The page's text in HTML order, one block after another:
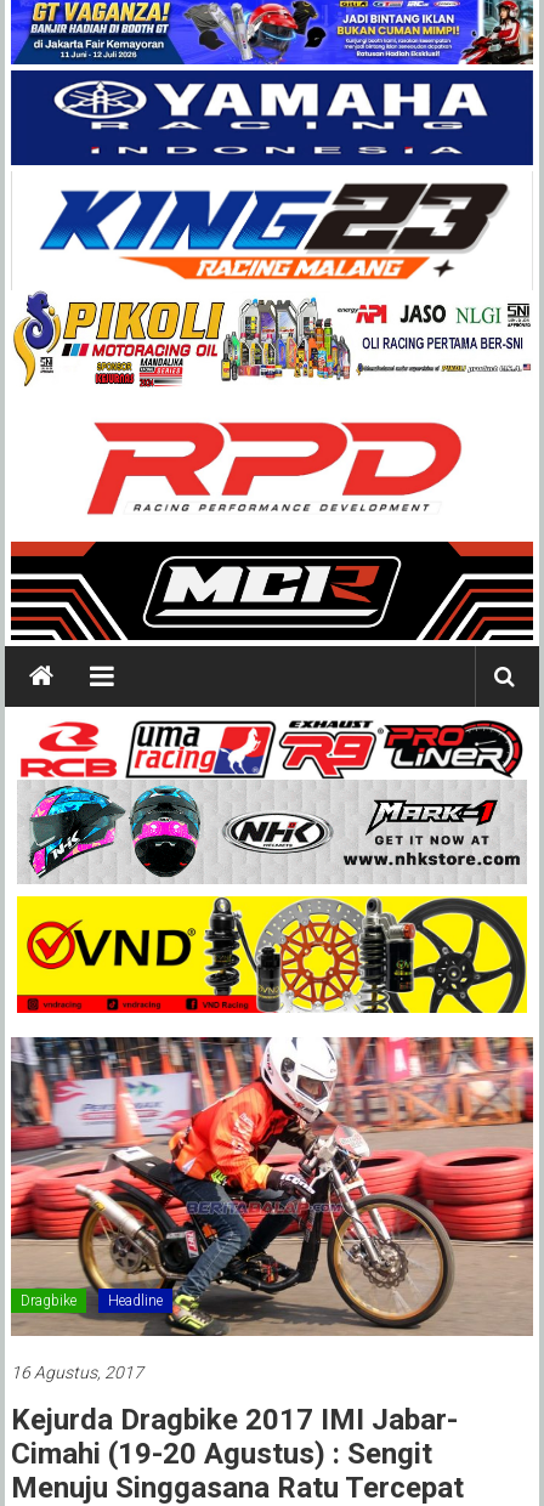
Balap
Paling
Lengkap
Dragbike Headline
16 Agustus, 2017
Kejurda Dragbike 2017 IMI Jabar-
Cimahi (19-20 Agustus) : Sengit
Menuju Singgasana Ratu Tercepat